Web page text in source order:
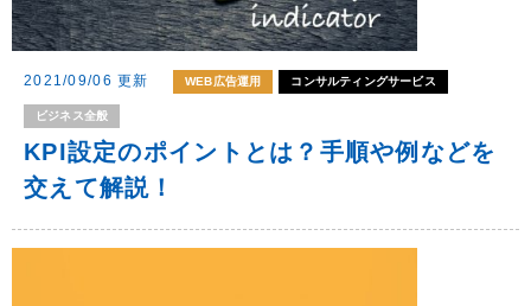
2021/09/06 更新 WEB広告運用 コンサルティングサービス
ビジネス全般
KPI設定のポイントとは？手順や例などを
交えて解説！